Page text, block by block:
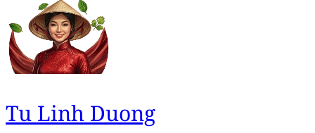
Tu Linh Duong